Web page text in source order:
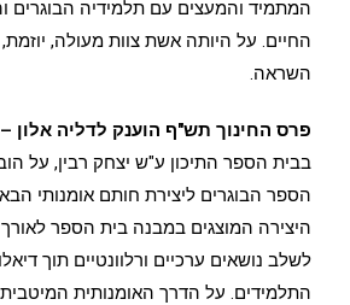
המתמיד והמעצים עם תלמידיה הבוגרים
החיים. על היותה אשת צוות מעולה,
השראה.
פרס החינוך תש"ף הוענק לדליה אלון –
בבית הספר התיכון ע"ש יצחק רבין, על
הספר הבוגרים ליצירת חותם אומנותי הבא
לשלב נושאים ערכיים ורלוונטיים תוך
התלמידים. על הדרך האומנותית